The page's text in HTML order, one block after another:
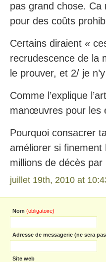
pas grand chose. Ca
pour des coûts
Certains diraient «
recrudescence de la
le prouver, et 2/ je
Comme l’explique
manœuvres pour les
Pourquoi consacrer
améliorer si finement
millions de décès
juillet 19th, 2010 at
Nom (obligatoire)
Adresse de messagerie (ne sera
Site web